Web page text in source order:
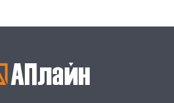
раз в 2 недели